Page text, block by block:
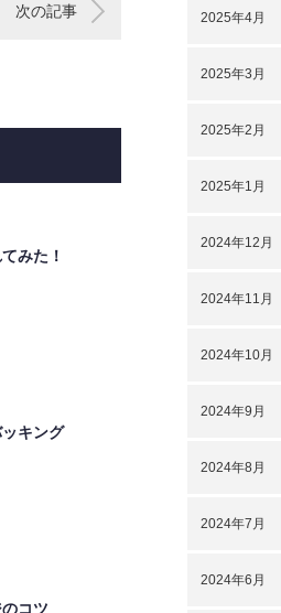
次の記事
みた！
キング
コツ
2025年4月
2025年3月
2025年2月
2025年1月
2024年12月
2024年11月
2024年10月
2024年9月
2024年8月
2024年7月
2024年6月